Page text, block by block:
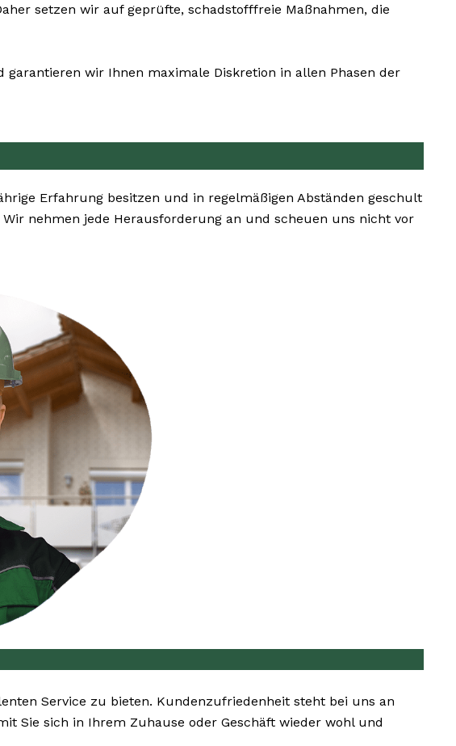
setzen wir auf geprüfte, schadstofffreie Maßnahmen, die
garantieren wir Ihnen maximale Diskretion in allen Phasen der
Erfahrung besitzen und in regelmäßigen Abständen geschult
nehmen jede Herausforderung an und scheuen uns nicht vor
Service zu bieten. Kundenzufriedenheit steht bei uns an
Sie sich in Ihrem Zuhause oder Geschäft wieder wohl und